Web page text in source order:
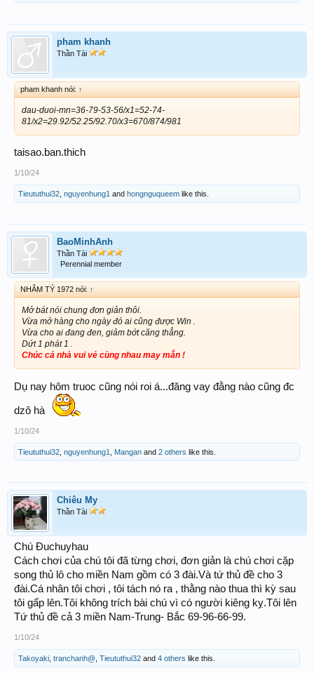
pham khanh
Thần Tài
pham khanh nói: ↑
dau-duoi-mn=36-79-53-56/x1=52-74-
81/x2=29.92/52.25/92.70/x3=670/874/981
taisao.ban.thich
1/10/24
Tieututhui32 nguyenhung1 and hongnguqueem like this.
BaoMinhAnh
Thần Tài
Perennial member
NHÂM TÝ 1972 nói: ↑
Mở bát nói chung đơn giản thôi.
Vừa mở hàng cho ngày đó ai cũng được Win .
Vừa cho ai đang đen, giảm bớt căng thẳng.
Dứt 1 phát 1 .
Chúc cả nhà vui vẻ cùng nhau may mắn !
Dụ nay hôm truoc cũng nói roi á...đăng vay đằng nào cũng đc
dzô hà
1/10/24
Tieututhui32 nguyenhung1 Mangan and 2 others like this.
Chiêu My
Thần Tài
Chú Đuchuyhau
Cách chơi của chú tôi đã từng chơi, đơn giản là chú chơi cặp
song thủ lô cho miền Nam gồm có 3 đài.Và tứ thủ đề cho 3
đài.Cá nhân tôi chơi , tôi tách nó ra , thằng nào thua thì kỳ sau
tôi gấp lên.Tôi không trích bài chú vì có người kiêng kỵ.Tôi lên
Tứ thủ đề cả 3 miền Nam-Trung- Bắc 69-96-66-99.
1/10/24
Takoyaki tranchanh@ Tieututhui32 and 4 others like this.